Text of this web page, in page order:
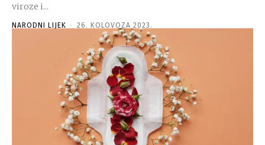
viroze i...
NARODNI LIJEK - 26. KOLOVOZA 2023.